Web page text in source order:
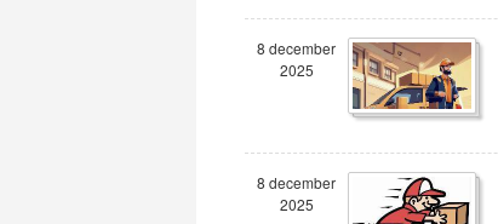
8 december
2025
8 december
2025